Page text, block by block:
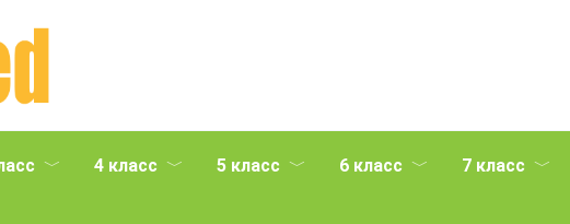
4 класс 5 класс 6 класс 7 класс